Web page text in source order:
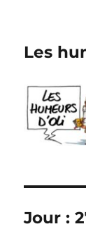
Les
Jour :